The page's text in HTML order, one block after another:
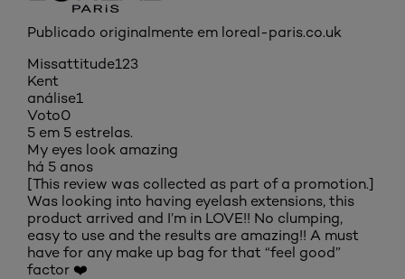
Publicado originalmente em loreal-paris.co.uk
Missattitude123
Kent
análise1
Voto0
5 em 5 estrelas.
My eyes look amazing
há 5 anos
[This review was collected as part of a promotion.]
Was looking into having eyelash extensions, this
product arrived and I’m in LOVE!! No clumping,
easy to use and the results are amazing!! A must
have for any make up bag for that “feel good”
factor ❤️